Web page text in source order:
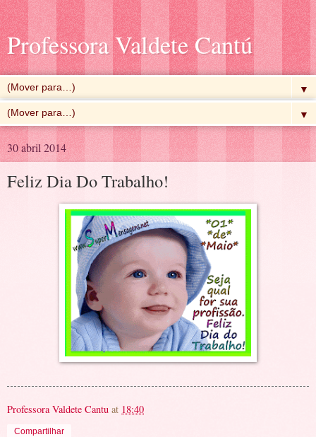
Professora Valdete Cantú
▼
▼
30 abril 2014
Feliz Dia Do Trabalho!
Professora Valdete Cantu at 18:40
Compartilhar